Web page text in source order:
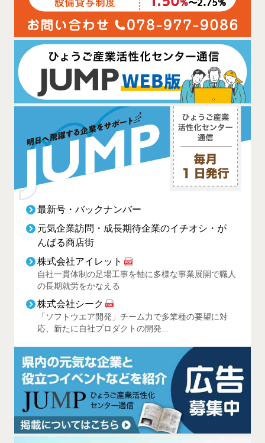
最新号・バックナンバー
元気企業訪問・成長期待企業のイチオシ・が
んばる商店街
株式会社アイレット
自社一貫体制の足場工事を軸に多様な事業展開で職人
の長期就労をかなえる
株式会社シーク
「ソフトウエア開発」チーム力で多業種の要望に対
応、新たに自社プロダクトの開発...